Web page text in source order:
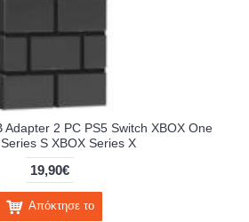
Adapter 2 PC PS5 Switch XBOX One
S XBOX Series X
19,90€
Απόκτησε το